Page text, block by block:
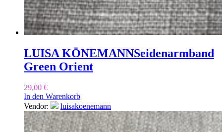
LUISA KÖNEMANNSeidenarmband
Green Orient
29,00 €
In den Warenkorb
Vendor:
luisakoenemann